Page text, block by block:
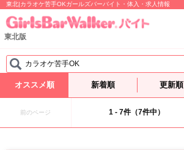
東北|カラオケ苦手OKガールズバーバイト・体入・求人情報
東北版
カラオケ苦手OK
オススメ順 新着順 更新順
前のページ 1 - 7件（7件中）